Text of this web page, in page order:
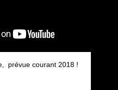
prévue courant 2018 !